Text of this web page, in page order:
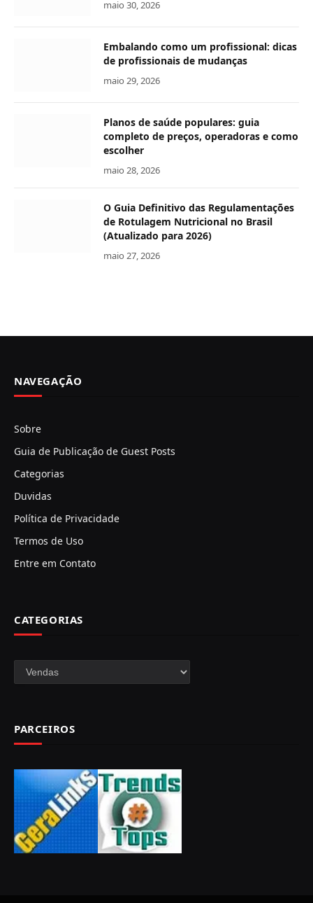
maio 30, 2026
Embalando como um profissional: dicas
de profissionais de mudanças
maio 29, 2026
Planos de saúde populares: guia
completo de preços, operadoras e como
escolher
maio 28, 2026
O Guia Definitivo das Regulamentações
de Rotulagem Nutricional no Brasil
(Atualizado para 2026)
maio 27, 2026
NAVEGAÇÃO
Sobre
Guia de Publicação de Guest Posts
Categorias
Duvidas
Política de Privacidade
Termos de Uso
Entre em Contato
CATEGORIAS
Categorias
PARCEIROS